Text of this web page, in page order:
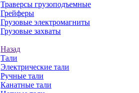
Траверсы грузоподъемные
Грейферы
Грузовые электромагниты
Грузовые захваты
Назад
Тали
Электрические тали
Ручные тали
Канатные тали